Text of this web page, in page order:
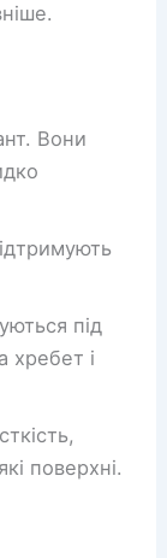
Вони
під
хребет і
поверхні.